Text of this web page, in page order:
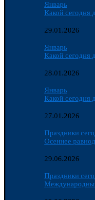
Январь
Какой сегодня
29.01.2026
Январь
Какой сегодня
28.01.2026
Январь
Какой сегодня
27.01.2026
Праздники
Осеннее
29.06.2026
Праздники